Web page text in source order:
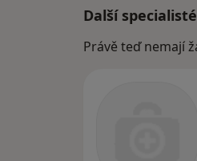
Další
Právě teď nemají